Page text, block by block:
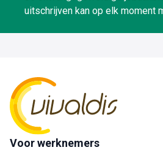
uitschrijven kan op elk moment
Voor werknemers